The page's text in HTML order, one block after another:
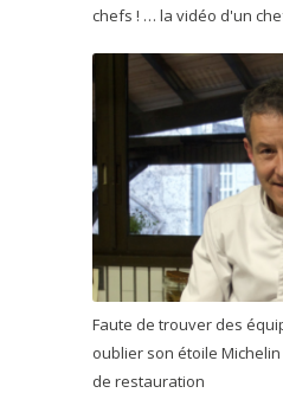
chefs ! … la vidéo d'un
Faute de trouver des
oublier son étoile
de restauration